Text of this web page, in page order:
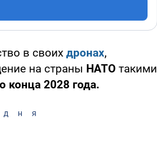
в своих дронах,
на страны НАТО такими
конца 2028 года.